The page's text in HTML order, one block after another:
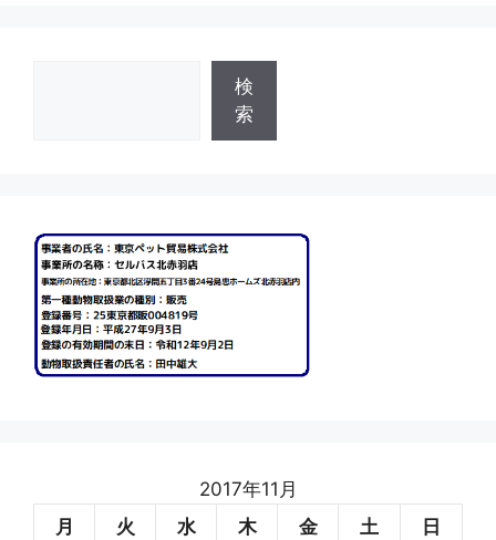
検
索
2017年11月
月
火 水 木 金 土 日